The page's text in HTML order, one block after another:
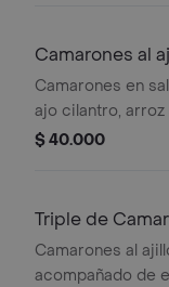
Camarones al
Camarones en
ajo cilantro,
ensalada de
$ 40.000
Triple de
Camarones al
acompañado de